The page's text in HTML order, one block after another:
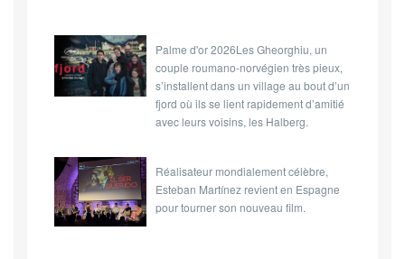
Palme d'or 2026Les Gheorghiu, un
couple roumano-norvégien très pieux,
s’installent dans un village au bout d’un
fjord où ils se lient rapidement d’amitié
avec leurs voisins, les Halberg.
Réalisateur mondialement célèbre,
Esteban Martínez revient en Espagne
pour tourner son nouveau film.